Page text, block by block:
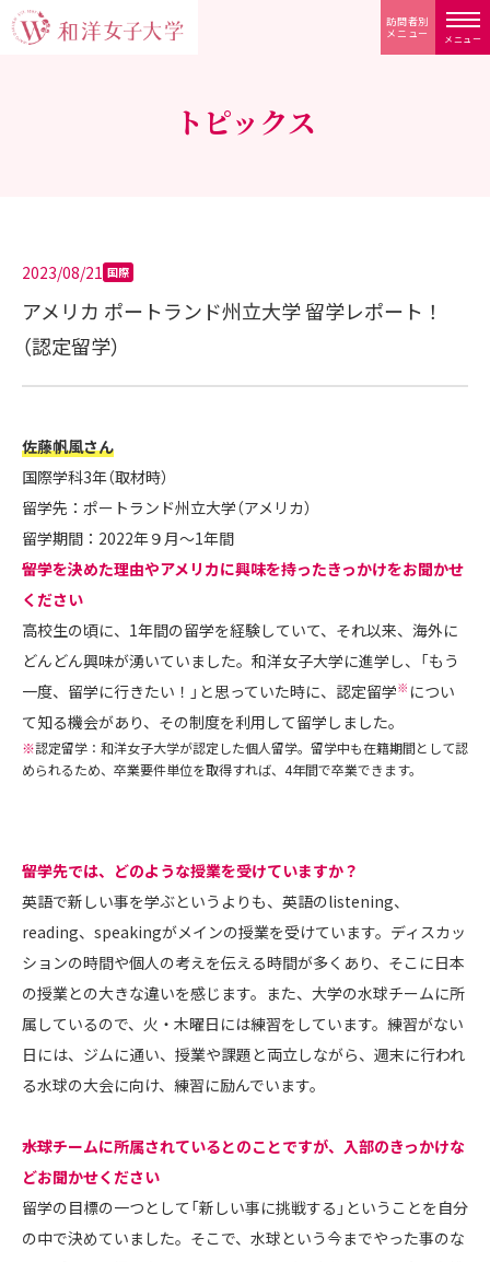
メニュー
訪問者別
メニュー
トピックス
2023/08/21 国際
アメリカ ポートランド州立大学 留学レポート！
（認定留学）
佐藤帆風さん
国際学科3年（取材時）
留学先：ポートランド州立大学（アメリカ）
留学期間：2022年９月～1年間
――留学を決めた理由やアメリカに興味を持ったきっかけをお聞かせ
ください
高校生の頃に、1年間の留学を経験していて、それ以来、海外に
どんどん興味が湧いていました。和洋女子大学に進学し、「もう
一度、留学に行きたい！」と思っていた時に、認定留学※ につい
て知る機会があり、その制度を利用して留学しました。
※認定留学：和洋女子大学が認定した個人留学。留学中も在籍期間として認
められるため、卒業要件単位を取得すれば、4年間で卒業できます。
――留学先では、どのような授業を受けていますか？
英語で新しい事を学ぶというよりも、英語のlistening、
reading、speakingがメインの授業を受けています。ディスカッ
ションの時間や個人の考えを伝える時間が多くあり、そこに日本
の授業との大きな違いを感じます。また、大学の水球チームに所
属しているので、火・木曜日には練習をしています。練習がない
日には、ジムに通い、授業や課題と両立しながら、週末に行われ
る水球の大会に向け、練習に励んでいます。
――水球チームに所属されているとのことですが、入部のきっかけな
どお聞かせください
留学の目標の一つとして「新しい事に挑戦する」ということを自分
の中で決めていました。そこで、水球という今までやった事のな